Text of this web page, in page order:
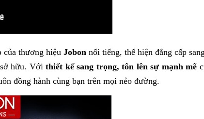
của thương hiệu Jobonnổi tiếng, thể hiện đẳng cấp
sở hữu. Vớithiết kế sang trọng, tôn lên sự mạnh mẽ
đồng hành cùng bạn trên mọi nẻo đường.